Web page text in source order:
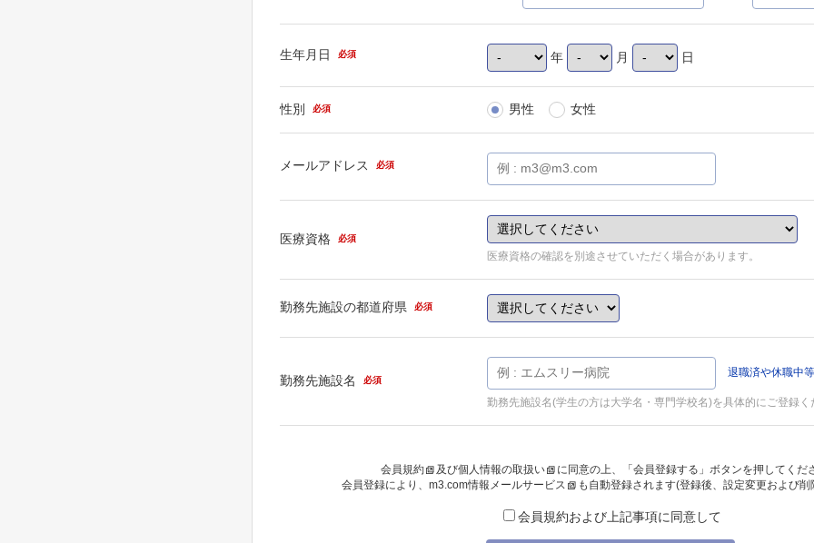
生年月日 必須 年 月 日
性別 必須 男性 女性
メールアドレス 必須
医療資格 必須
医療資格の確認を別途させていただく場合があります。
勤務先施設の都道府県 必須
勤務先施設名 必須
退職済や休職中
勤務先施設名(学生の方は大学名・専門学校名)を具体的にご登録く
会員規約 及び個人情報の取扱い
に同意の上、「会員登録する」ボタンを押してくだ
会員登録により、 m3.com情報メールサービス も自動登録されます(登録後、設定変更および
会員規約および上記事項に同意して